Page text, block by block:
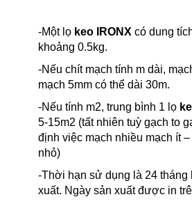
-Một lọ keo IRONX có dung
khoảng 0.5kg.
-Nếu chít mạch tính m dài,
mạch 5mm có thể dài 30m.
-Nếu tính m2, trung bình 1 lọ
5-15m2 (tất nhiên tuỳ gạch to
định việc mạch nhiều mạch ít
nhỏ)
-Thời hạn sử dụng là 24 tháng
xuất. Ngày sản xuất được in